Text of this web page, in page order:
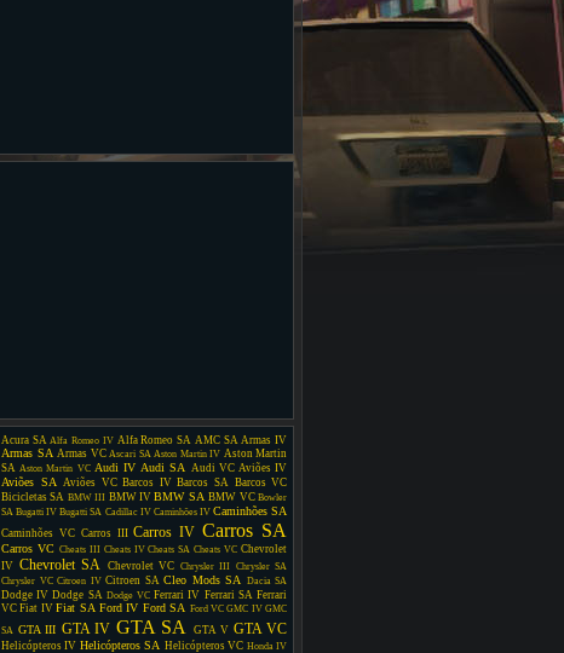
Acura SA Alfa Romeo IV Alfa Romeo SA AMC SA Armas IV
Armas SA Armas VC Ascari SA Aston Martin IV Aston Martin
SA Aston Martin VC Audi IV Audi SA Audi VC Aviões IV
Aviões SA Aviões VC Barcos IV Barcos SA Barcos VC
Bicicletas SA BMW III BMW IV BMW SA BMW VC Bowler
SA Bugatti IV Bugatti SA Cadillac IV Caminhões IV Caminhões SA
Caminhões VC Carros III Carros IV Carros SA
Carros VC Cheats III Cheats IV Cheats SA Cheats VC Chevrolet
IV Chevrolet SA Chevrolet VC Chrysler III Chrysler SA
Chrysler VC Citroen IV Citroen SA Cleo Mods SA Dacia SA
Dodge IV Dodge SA Dodge VC Ferrari IV Ferrari SA Ferrari
VC Fiat IV Fiat SA Ford IV Ford SA Ford VC GMC IV GMC
SA GTA III GTA IV GTA SA GTA V GTA VC
Helicópteros IV Helicópteros SA Helicópteros VC Honda IV